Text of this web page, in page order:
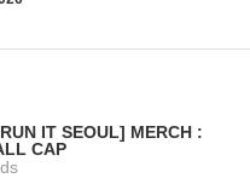
IT SEOUL] MERCH :
CAP